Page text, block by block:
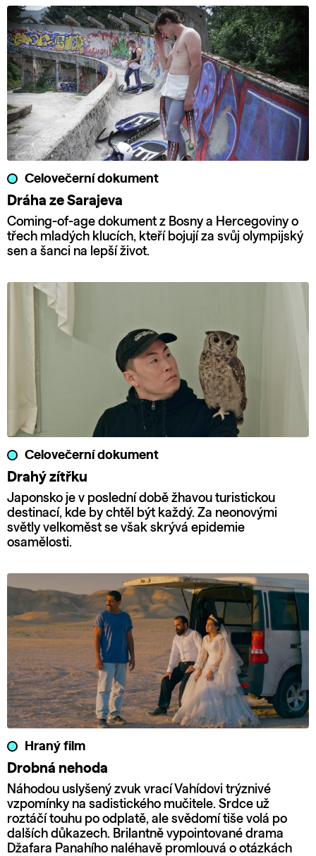
Celovečerní dokument
Dráha ze Sarajeva
Coming-of-age dokument z Bosny a Hercegoviny o
třech mladých klucích, kteří bojují za svůj olympijský
sen a šanci na lepší život.
Celovečerní dokument
Drahý zítřku
Japonsko je v poslední době žhavou turistickou
destinací, kde by chtěl být každý. Za neonovými
světly velkoměst se však skrývá epidemie
osamělosti.
Hraný film
Drobná nehoda
Náhodou uslyšený zvuk vrací Vahídovi trýznivé
vzpomínky na sadistického mučitele. Srdce už
roztáčí touhu po odplatě, ale svědomí tiše volá po
dalších důkazech. Brilantně vypointované drama
Džafara Panahího naléhavě promlouvá o otázkách